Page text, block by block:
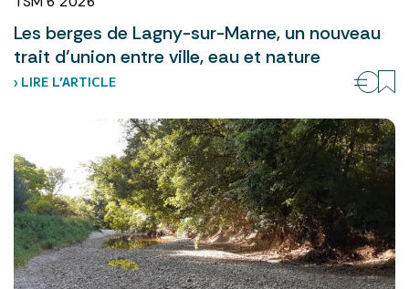
Les berges de Lagny-sur-Marne, un nouveau
trait d’union entre ville, eau et nature
› LIRE L’ARTICLE